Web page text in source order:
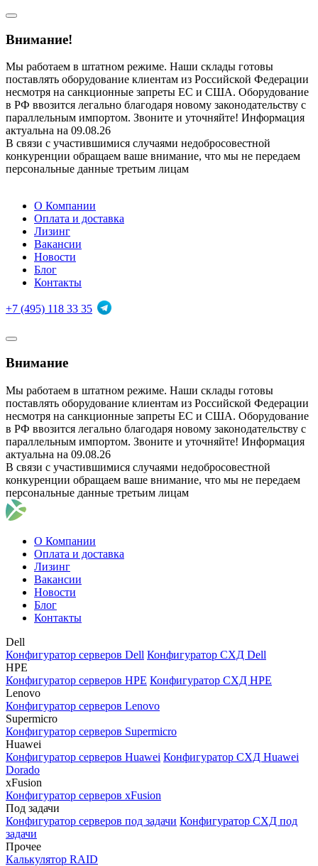
Внимание!
Мы работаем в штатном режиме. Наши склады готовы
поставлять оборудование клиентам из Российской Федерации
несмотря на санкционные запреты ЕС и США. Оборудование
в РФ ввозится легально благодаря новому законодательству с
параллельным импортом. Звоните и уточняйте! Информация
актуальна на 09.08.26
В связи с участившимися случаями недобросовестной
конкуренции обращаем ваше внимание, что мы не передаем
персональные данные третьим лицам
О Компании
Оплата и доставка
Лизинг
Вакансии
Новости
Блог
Контакты
+7 (495) 118 33 35
Внимание
Мы работаем в штатном режиме. Наши склады готовы
поставлять оборудование клиентам из Российской Федерации
несмотря на санкционные запреты ЕС и США. Оборудование
в РФ ввозится легально благодаря новому законодательству с
параллельным импортом. Звоните и уточняйте! Информация
актуальна на 09.08.26
В связи с участившимися случаями недобросовестной
конкуренции обращаем ваше внимание, что мы не передаем
персональные данные третьим лицам
О Компании
Оплата и доставка
Лизинг
Вакансии
Новости
Блог
Контакты
Dell
Конфигуратор серверов Dell Конфигуратор СХД Dell
HPE
Конфигуратор серверов HPE Конфигуратор СХД HPE
Lenovo
Конфигуратор серверов Lenovo
Supermicro
Конфигуратор серверов Supermicro
Huawei
Конфигуратор серверов Huawei Конфигуратор СХД Huawei
Dorado
xFusion
Конфигуратор серверов xFusion
Под задачи
Конфигуратор серверов под задачи Конфигуратор СХД под
задачи
Прочее
Калькулятор RAID